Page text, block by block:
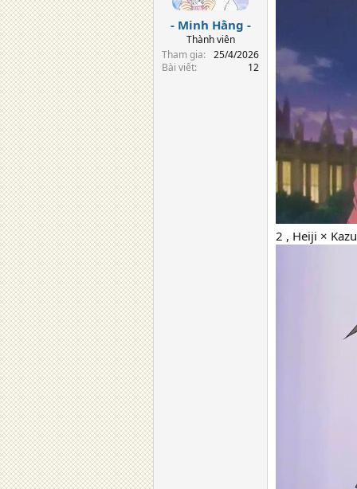
- Minh Hằng -
Thành viên
Tham gia
25/4/2026
Bài viết
12
2 , Heiji ×